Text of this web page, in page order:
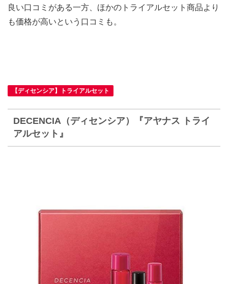
良い口コミがある一方、ほかのトライアルセット商品より
も価格が高いという口コミも。
【ディセンシア】トライアルセット
DECENCIA（ディセンシア）『アヤナス トライ
アルセット』